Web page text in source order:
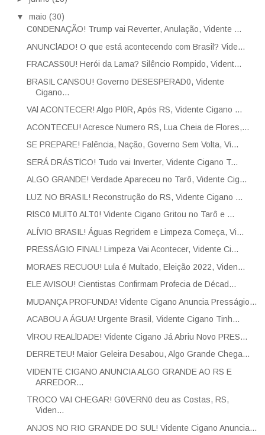
▼ maio (30)
C0NDENAÇÃO! Trump vai Reverter, Anulação, Vidente ...
ANUNClADO! O que está acontecendo com Brasil? Vide...
FRACASS0U! Herói da Lama? Silêncio Rompido, Vident...
BRASIL CANSOU! Governo DESESPERAD0, Vidente
Cigano...
VAl ACONTECER! Algo Pl0R, Após RS, Vidente Cigano ...
ACONTECEU! Acresce Numero RS, Lua Cheia de Flores,...
SE PREPARE! Falência, Nação, Governo Sem Volta, Vi...
SERÁ DRÁSTlCO! Tudo vai Inverter, Vidente Cigano T...
ALGO GRANDE! Verdade Apareceu no Tarô, Vidente Cig...
LUZ NO BRASIL! Reconstrução do RS, Vidente Cigano ...
RlSC0 MUlT0 ALT0! Vidente Cigano Gritou no Tarô e ...
ALÍVIO BRASIL! Águas Regridem e Limpeza Começa, Vi...
PRESSÁGIO FINAL! Limpeza Vai Acontecer, Vidente Ci...
MORAES RECUOU! Lula é Multado, Eleição 2022, Viden...
ELE AVISOU! Cientistas Confirmam Profecia de Décad...
MUDANÇA PROFUNDA! Vidente Cigano Anuncia Presságio...
ACABOU A ÁGUA! Urgente Brasil, Vidente Cigano Tinh...
VlROU REALlDADE! Vidente Cigano Já Abriu Novo PRES...
DERRETEU! Maior Geleira Desabou, Algo Grande Chega...
VIDENTE CIGANO ANUNCIA ALGO GRANDE AO RS E
ARREDOR...
TROCO VAI CHEGAR! G0VERN0 deu as Costas, RS,
Viden...
ANJOS NO RIO GRANDE DO SUL! Vidente Cigano Anuncia...